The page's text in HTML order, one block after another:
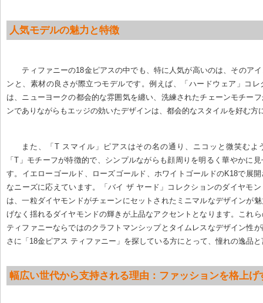
人気モデルの魅力と特徴
ティファニーの18金ピアスの中でも、特に人気が高いのは、そのア
ンと、素材の良さが際立つモデルです。例えば、「ハードウェア」コレ
は、ニューヨークの都会的な雰囲気を纏い、洗練されたチェーンモチー
ンでありながらもエッジの効いたデザインは、都会的なスタイルを好む方
また、「T スマイル」ピアスはその名の通り、ニコッと微笑むよ
「T」モチーフが特徴的で、シンプルながらも顔周りを明るく華やかに
す。イエローゴールド、ローズゴールド、ホワイトゴールドのK18で展
なニーズに応えています。「バイ ザ ヤード」コレクションのダイヤモ
は、一粒ダイヤモンドがチェーンにセットされたミニマルなデザインが
げなく揺れるダイヤモンドの輝きが上品なアクセントとなります。これ
ティファニーならではのクラフトマンシップとタイムレスなデザイン性
さに「18金ピアス ティファニー」を探している方にとって、憧れの逸品
幅広い世代から支持される理由：ファッションを格上げ